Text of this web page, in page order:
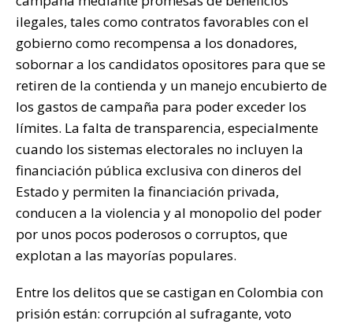
ilegales, tales como contratos favorables con el
gobierno como recompensa a los donadores,
sobornar a los candidatos opositores para que se
retiren de la contienda y un manejo encubierto de
los gastos de campaña para poder exceder los
límites. La falta de transparencia, especialmente
cuando los sistemas electorales no incluyen la
financiación pública exclusiva con dineros del
Estado y permiten la financiación privada,
conducen a la violencia y al monopolio del poder
por unos pocos poderosos o corruptos, que
explotan a las mayorías populares.
Entre los delitos que se castigan en Colombia con
prisión están: corrupción al sufragante, voto